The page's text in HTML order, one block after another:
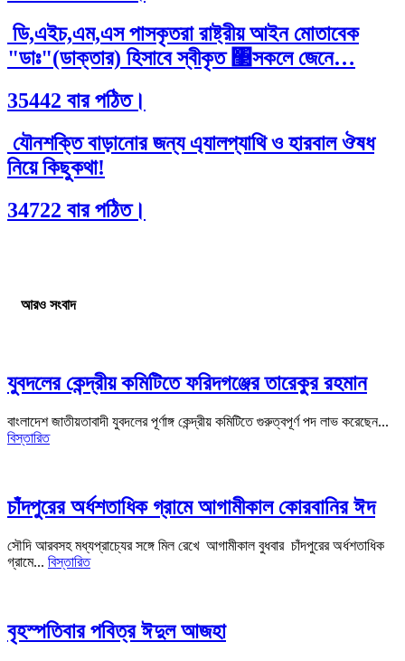
ডি,এইচ,এম,এস পাসকৃতরা রাষ্ট্রীয় আইন মোতাবেক
"ডাঃ"(ডাক্তার) হিসাবে স্বীকৃত ঳সকলে জেনে…
35442 বার পঠিত।
যৌনশক্তি বাড়ানোর জন্য এ্যালপ্যাথি ও হারবাল ঔষধ
নিয়ে কিছুকথা!
34722 বার পঠিত।
আরও সংবাদ
যুবদলের কেন্দ্রীয় কমিটিতে ফরিদগঞ্জের তারেকুর রহমান
বাংলাদেশ জাতীয়তাবাদী যুবদলের পূর্ণাঙ্গ কেন্দ্রীয় কমিটিতে গুরুত্বপূর্ণ পদ লাভ করেছেন...
বিস্তারিত
চাঁদপুরের অর্ধশতাধিক গ্রামে আগামীকাল কোরবানির ঈদ
সৌদি আরবসহ মধ্যপ্রাচ্যের সঙ্গে মিল রেখে আগামীকাল বুধবার চাঁদপুরের অর্ধশতাধিক
গ্রামে... বিস্তারিত
বৃহস্পতিবার পবিত্র ঈদুল আজহা